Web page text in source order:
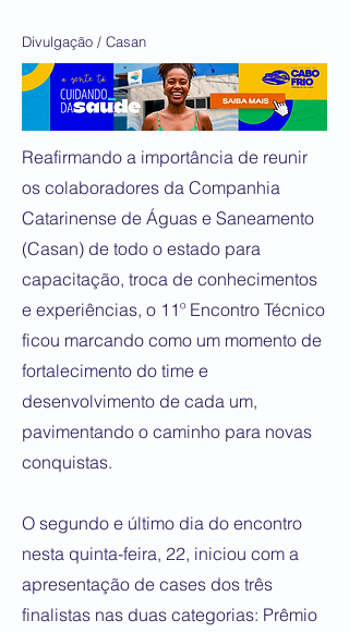
Divulgação / Casan
Reafirmando a importância de reunir
os colaboradores da Companhia
Catarinense de Águas e Saneamento
(Casan) de todo o estado para
capacitação, troca de conhecimentos
e experiências, o 11º Encontro Técnico
ficou marcando como um momento de
fortalecimento do time e
desenvolvimento de cada um,
pavimentando o caminho para novas
conquistas.
O segundo e último dia do encontro
nesta quinta-feira, 22, iniciou com a
apresentação de cases dos três
finalistas nas duas categorias: Prêmio